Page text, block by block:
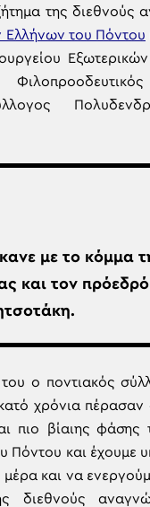
της διεθνούς
Ελλήνων του Πόντου
με το κόμμα
και τον
ο ποντιακός
χρόνια
πιο βίαιης φάσης
Πόντου και έχουμε
και να
διεθνούς